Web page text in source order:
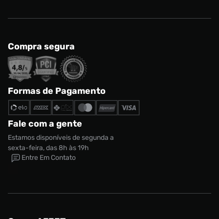
Compra segura
Formas de Pagamento
Fale com a gente
Estamos disponíveis de segunda a
sexta-feira, das 8h às 19h
Entre Em Contato